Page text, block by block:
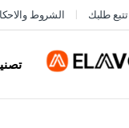
تتبع طلبك الشروط